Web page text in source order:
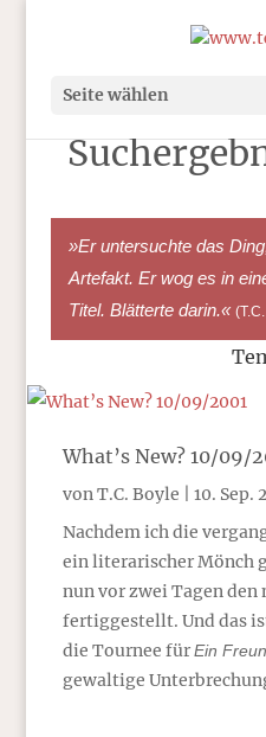
Seite wählen
»Er untersuchte das
Artefakt. Er wog es in
Titel. Blätterte darin.«
What’s New? 10/09/
vonT.C. Boyle 10. Sep.
Nachdem ich die
ein literarischer Mönch
nun vor zwei Tagen den
fertiggestellt. Und das
die Tournee fürEin
gewaltige